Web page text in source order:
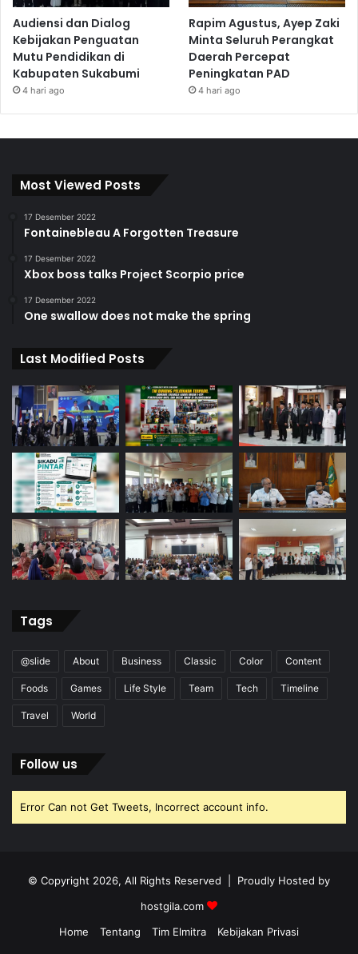
Audiensi dan Dialog
Kebijakan Penguatan
Mutu Pendidikan di
Kabupaten Sukabumi
4 hari ago
Rapim Agustus, Ayep Zaki
Minta Seluruh Perangkat
Daerah Percepat
Peningkatan PAD
4 hari ago
Most Viewed Posts
17 Desember 2022
Fontainebleau A Forgotten Treasure
17 Desember 2022
Xbox boss talks Project Scorpio price
17 Desember 2022
One swallow does not make the spring
Last Modified Posts
Tags
@slide About Business Classic Color Content
Foods Games Life Style Team Tech Timeline
Travel World
Follow us
Error Can not Get Tweets, Incorrect account info.
© Copyright 2026, All Rights Reserved | Proudly Hosted by
hostgila.com
Home
Tentang Tim Elmitra Kebijakan Privasi